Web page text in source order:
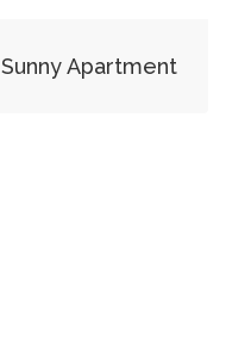
Sunny Apartment